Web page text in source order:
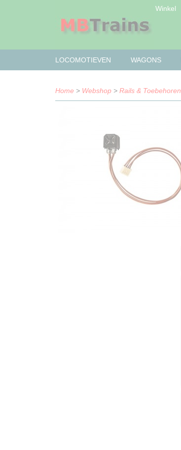
Winkel
LOCOMOTIEVEN WAGONS
Home > Webshop > Rails & Toebehoren